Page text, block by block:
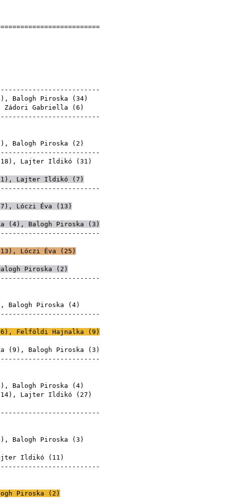
), Balogh Piroska ( 34)
Zádori Gabriella ( 6 )
), Balogh Piroska ( 2 )
18 ), Lajter Ildikó ( 31 )
1 ), Lajter Ildikó ( 7 )
7 ), Lóczi Éva ( 13 )
( 4 ), Balogh Piroska ( 3 )
13 ), Lóczi Éva ( 25 )
Piroska ( 2 )
Balogh Piroska (4)
6 ), Felföldi Hajnalka ( 9 )
( 9 ), Balogh Piroska ( 3 )
), Balogh Piroska ( 4)
14), Lajter Ildikó ( 27 )
), Balogh Piroska ( 3 )
Ildikó ( 11 )
Piroska ( 2 )